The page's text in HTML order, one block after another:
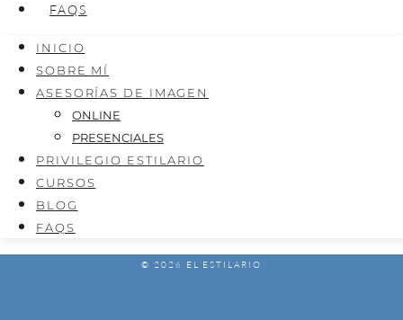
FAQS
INICIO
SOBRE MÍ
ASESORÍAS DE IMAGEN
ONLINE
PRESENCIALES
PRIVILEGIO ESTILARIO
CURSOS
BLOG
FAQS
© 2026 EL ESTILARIO